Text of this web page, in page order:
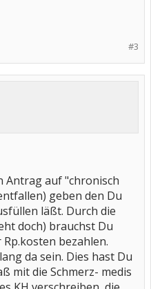
#3
Antrag auf "chronisch
geben den Du
läßt. Durch die
doch) brauchst Du
bezahlen.
da sein. Dies hast Du
mit die Schmerz- medis